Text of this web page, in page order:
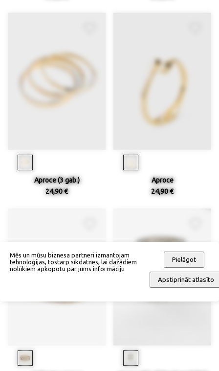
Aproce (3 gab.)
24,90 €
Aproce
24,90 €
Mēs un mūsu biznesa partneri izmantojam
tehnoloģijas, tostarp sīkdatnes, lai dažādiem
nolūkiem apkopotu par jums informāciju
Pielāgot
Apstiprināt atlasīto